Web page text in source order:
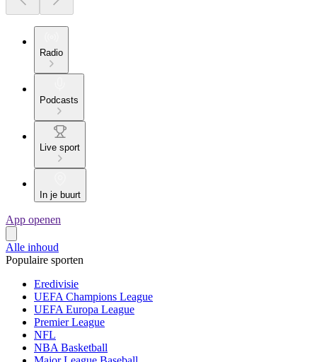
Radio
Podcasts
Live sport
In je buurt
App openen
Alle inhoud
Populaire sporten
Eredivisie
UEFA Champions League
UEFA Europa League
Premier League
NFL
NBA Basketball